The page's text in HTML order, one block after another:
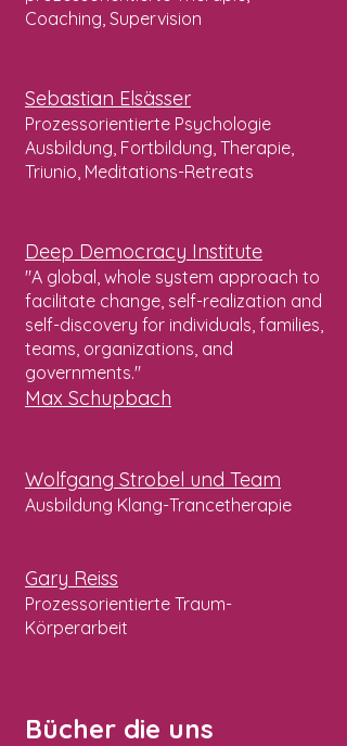
Coaching, Supervision
Sebastian Elsässer
Prozessorientierte Psychologie
Ausbildung, Fortbildung, Therapie,
Triunio, Meditations-Retreats
Deep Democracy Institute
"A global, whole system approach to
facilitate change, self-realization and
self-discovery for individuals, families,
teams, organizations, and
governments."
Max Schupbach
Wolfgang Strobel und Team
Ausbildung Klang-Trancetherapie
Gary Reiss
Prozessorientierte Traum-
Körperarbeit
Bücher die uns